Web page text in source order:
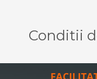
Conditii